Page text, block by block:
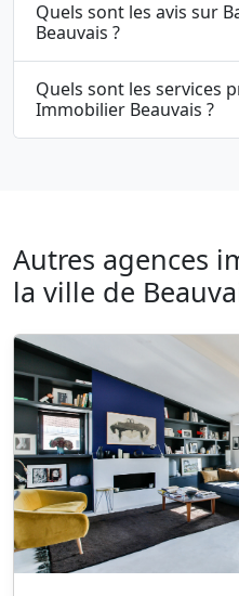
Quels sont les avis sur
Beauvais ?
Quels sont les services
Immobilier Beauvais ?
Autres agences
la ville de